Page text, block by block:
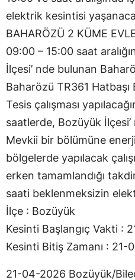
elektrik kesintisi
BAHARÖZÜ 2 KÜME
09:00 – 15:00 saat
İlçesi’ nde bulunan
Baharözü TR361 Hatbaşı
Tesis çalışması
saatlerde, Bozüyük
Mevkii bir bölümüne
bölgelerde yapılacak
erken tamamlandığı
saati beklenmeksizin
İlçe : Bozüyük
Kesinti Başlangıç Vakti :
Kesinti Bitiş Zamanı :
21-04-2026 Bozüyük/